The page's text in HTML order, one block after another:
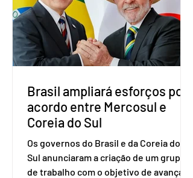
do partido, Eduardo Ribeiro, e do
senador Eduardo Girão, filiado ao Novo
desde fevereiro de 2023. Formado em
administração de empresas pela
Fundaç
Brasil ampliará esforços por
acordo entre Mercosul e
Coreia do Sul
Os governos do Brasil e da Coreia do
Sul anunciaram a criação de um grupo
de trabalho com o objetivo de avançar